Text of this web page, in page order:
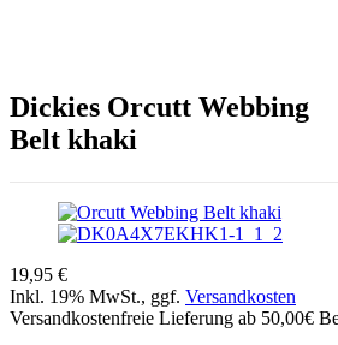
Dickies Orcutt Webbing
Belt khaki
19,95 €
Inkl. 19% MwSt., ggf. Versandkosten
Versandkostenfreie Lieferung ab 50,00€